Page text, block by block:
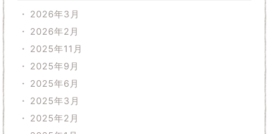
2026年3月
2026年2月
2025年11月
2025年9月
2025年6月
2025年3月
2025年2月